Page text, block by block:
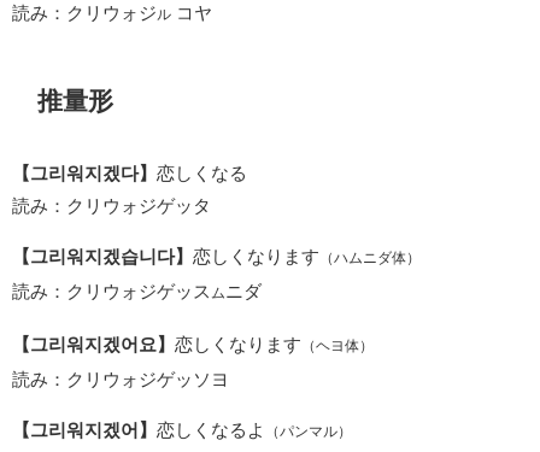
読み：クリウォジ ル コヤ
推量形
【그리워지겠다】 恋しくなる
読み：クリウォジゲッタ
【그리워지겠습니다】 恋しくなります （ハムニダ体）
読み：クリウォジゲッス ムニダ
【그리워지겠어요】 恋しくなります （ヘヨ体）
読み：クリウォジゲッソヨ
【그리워지겠어】 恋しくなるよ （パンマル）